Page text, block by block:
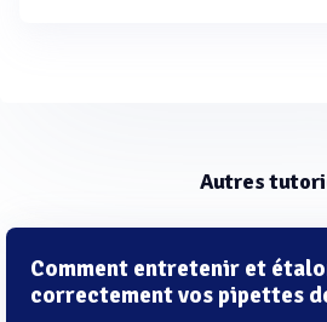
Autres
Comment entretenir et
correctement vos pipettes